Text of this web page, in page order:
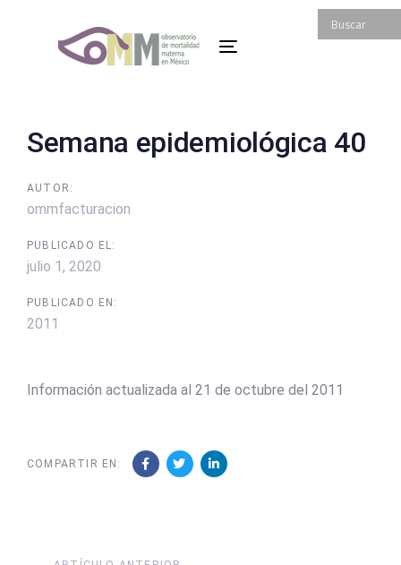
content
Toggle
Semana epidemiológica 40
AUTOR:
ommfacturacion
PUBLICADO EL:
julio 1, 2020
PUBLICADO EN:
2011
Información actualizada al 21 de octubre del 2011
COMPARTIR EN:
Post
navigation